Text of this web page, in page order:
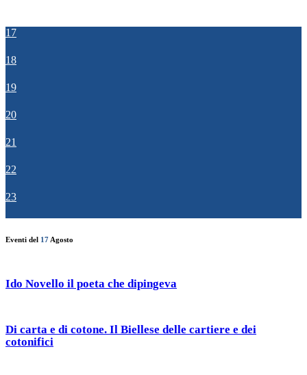
17
18
19
20
21
22
23
Eventi del 17 Agosto
Ido Novello il poeta che dipingeva
Di carta e di cotone. Il Biellese delle cartiere e dei
cotonifici